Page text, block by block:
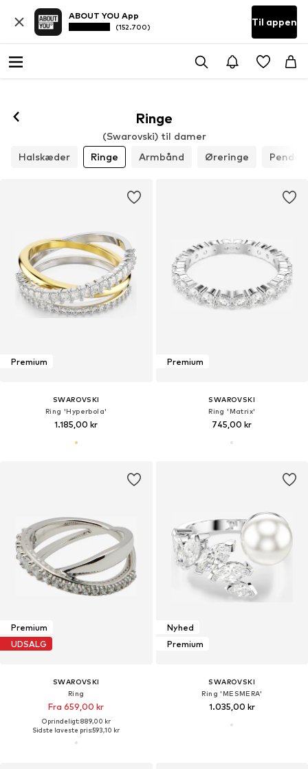
ABOUT YOU App
(152.700) Til appen
Ringe
(Swarovski) til damer
Halskæder
Ringe Armbånd Øreringe
Premium
SWAROVSKI
Ring 'Hyperbola'
1.185,00 kr
Premium
SWAROVSKI
Ring 'Matrix'
745,00 kr
Premium
UDSALG
SWAROVSKI
Ring
Fra 659,00 kr
Oprindeligt: 889,00 kr
Sidste laveste pris:593,10 kr
Nyhed
Premium
SWAROVSKI
Ring 'MESMERA'
1.035,00 kr